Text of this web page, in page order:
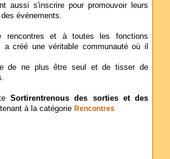
aussi s'inscrire pour promouvoir leurs
événements.
rencontres et à toutes les fonctions
a créé une véritable communauté où il
de ne plus être seul et de tisser de
Sortirentrenous des sorties et des
à la catégorie Rencontres